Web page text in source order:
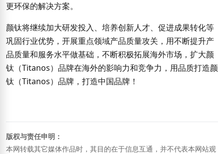
更环保的解决方案。
颜钛将继续加大研发投入、培养创新人才、促进成果转化等
巩固行业优势，开展重点领域产品质量攻关，用不断提升产
品质量和服务水平做基础，不断积极拓展海外市场，扩大颜
钛（Titanos）品牌在海外的影响力和竞争力，用品质打造颜
钛（Titanos）品牌，打造中国品牌！
版权与责任申明：
本网转载其它媒体作品时，其目的在于信息互通，并不代表本网站观